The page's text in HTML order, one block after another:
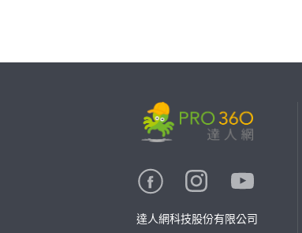
達人網科技股份有限公司